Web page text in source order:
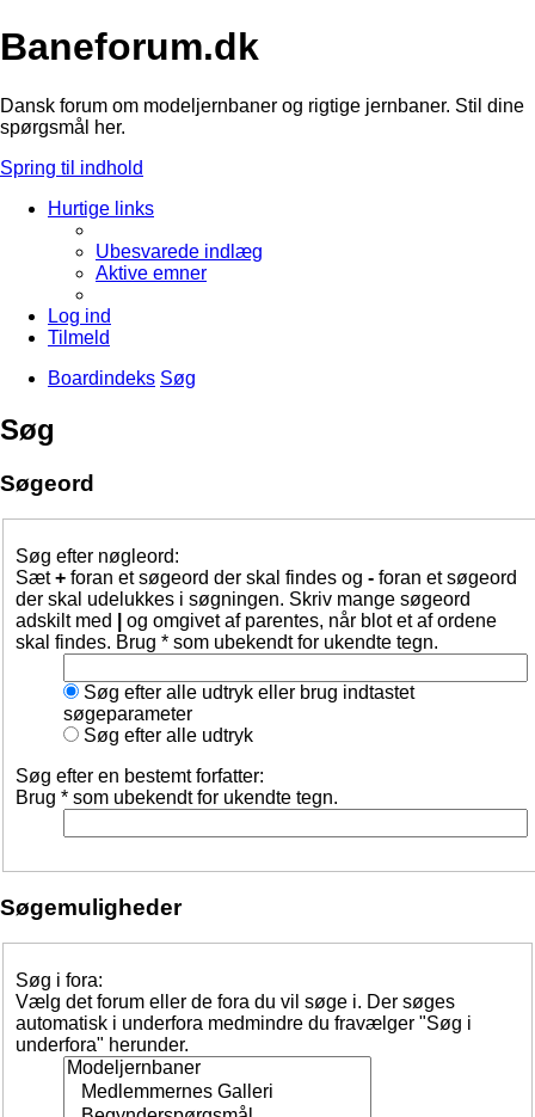
Baneforum.dk
Dansk forum om modeljernbaner og rigtige jernbaner. Stil dine
spørgsmål her.
Spring til indhold
Hurtige links
Ubesvarede indlæg
Aktive emner
Log ind
Tilmeld
Boardindeks Søg
Søg
Søgeord
Søg efter nøgleord:
Sæt+ foran et søgeord der skal findes og - foran et søgeord
der skal udelukkes i søgningen. Skriv mange søgeord
adskilt med
og omgivet af parentes, når blot et af ordene
skal findes. Brug * som ubekendt for ukendte tegn.
Søg efter alle udtryk eller brug indtastet
søgeparameter
Søg efter alle udtryk
Søg efter en bestemt forfatter:
Brug * som ubekendt for ukendte tegn.
Søgemuligheder
Søg i fora:
Vælg det forum eller de fora du vil søge i. Der søges
automatisk i underfora medmindre du fravælger "Søg i
underfora" herunder.